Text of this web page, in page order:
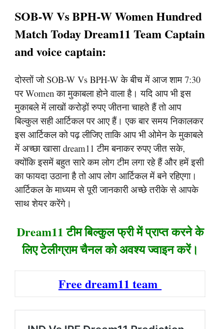
SOB-W Vs BPH-W Women Hundred
Match Today Dream11 Team Captain
and voice captain:
दोस्तों जो SOB-W Vs BPH-W के बीच में आज शाम 7:30
पर Women का मुकाबला होने वाला है। यदि आप भी इस
मुकाबले में लाखों करोड़ों रुपए जीतना चाहते हैं तो आप
बिल्कुल सही आर्टिकल पर आए हैं। एक बार समय निकालकर
इस आर्टिकल को पढ़ लीजिए ताकि आप भी ओमेन के मुकाबले
में अच्छा खासा dream11 टीम बनाकर रुपए जीत सके,
क्योंकि इसमें बहुत सारे कम लोग टीम लगा रहे हैं और हमें इसी
का फायदा उठाना है तो आप लोग आर्टिकल में बने रहिएगा।
आर्टिकल के माध्यम से पूरी जानकारी अच्छे तरीके से आपके
साथ शेयर करेंगे।
Dream11 टीम बिल्कुल फ्री में प्राप्त करने के
लिए टेलीग्राम चैनल को अवश्य ज्वाइन करें।
Free dream11 team